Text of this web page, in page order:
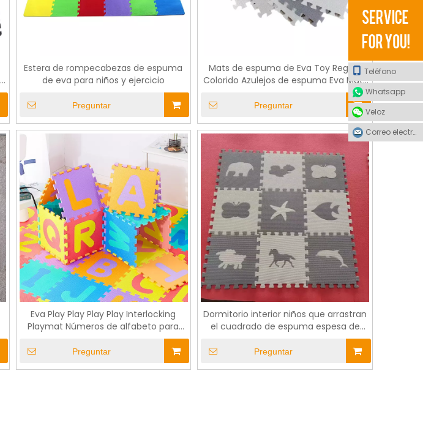
Estera de rompecabezas de espuma
de eva para niños y ejercicio
Preguntar
Mats de espuma de Eva Toy Regalo
Colorido Azulejos de espuma Eva Mats
Preguntar
Eva Play Play Play Play Interlocking
Playmat Números de alfabeto para
Preguntar
Dormitorio interior niños que arrastran
el cuadrado de espuma espesa de
espuma de espuma de juego
Preguntar
Teléfono
Whatsapp
Veloz
Correo electrónico